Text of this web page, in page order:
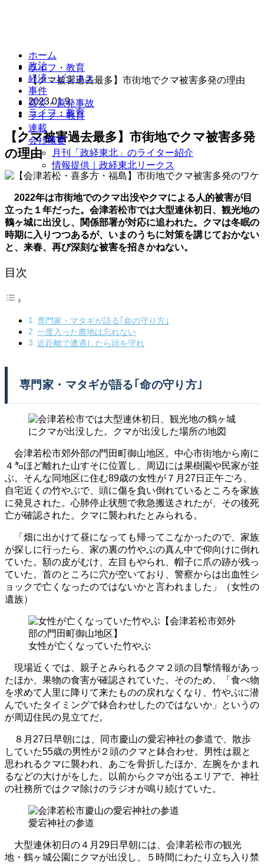
政治
経済・ビジネス
事件
震災・原発事故
ライフ・教育
連載
会社概要
月刊「政経東北」のライター紹介
情報提供｜政経東北リークス
ホーム
ライフ・教育
【クマ被害過去最多】市街地でクマ被害多発の理由
2023.01.9
ライフ・教育
【クマ被害過去最多】市街地でクマ被害多発
の理由
2022年は市街地でのクマ出没やクマによる人的被害が目
立った１年だった。会津若松市では大型連休初日、観光地の
鶴ヶ城に出没し、関係部署が対応に追われた。クマは冬眠の
時期に入りつつあるが、いまのうちに対策を講じておかない
と、来春、再び深刻な被害を招きかねない。
目次
専門家・マタギが語る｢命の守り方｣
一度入った農地は忘れない
近距離で遭遇したら頭を守れ
専門家・マタギが語る｢命の守り方｣
会津若松市郊外部の門田町御山地区。中心市街地から南に
４㌔ほど離れた山すそに位置し、周辺には果樹園や民家が並
ぶ。そんな同地区に住む89歳の女性が７月27日正午ごろ、
自宅近くの竹やぶで、頭に傷を負い倒れているところを家族
に発見された。心肺停止状態で救急搬送されたが、その後死
亡が確認された。クマに襲われたとみられる。
「畑に出かけて昼になっても帰ってこなかったので、家族
が探しに行ったら、家の裏の竹やぶの真ん中で仰向けに倒れ
ていた。額の皮がむけ、左目もやられ、帽子に爪の跡が残っ
ていた。首のところに穴が空いており、警察からは出血性シ
ョックで亡くなったのではないかと言われました」（女性の
遺族）
女性が亡くなっていた竹やぶ
現場近くでは、親子とみられるクマ２頭の目撃情報があっ
たほか、果物の食害が確認されていた。そのため、「食べ物
を求めて人里に降りて来たものの戻れなくなり、竹やぶに潜
んでいたタイミングで鉢合わせしたのではないか」というの
が周辺住民の見立てだ。
８月27日早朝には、同市慶山の愛宕神社の参道で、散歩
していた55歳の男性が２頭のクマと鉢合わせ。男性は親と
思われるクマに襲われ、あごを骨折したほか、左腕をかまれ
るなどの大けがをした。以前からクマが出るエリアで、神社
の社務所ではクマ除けのラジオが鳴り続けていた。
愛宕神社の参道
大型連休初日の４月29日早朝には、会津若松市の観光
地・鶴ヶ城公園にクマが出没し、５時間にわたり立ち入り禁